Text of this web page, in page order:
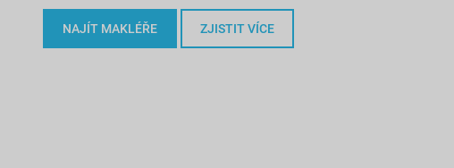
NAJÍT MAKLÉŘE ZJISTIT VÍCE